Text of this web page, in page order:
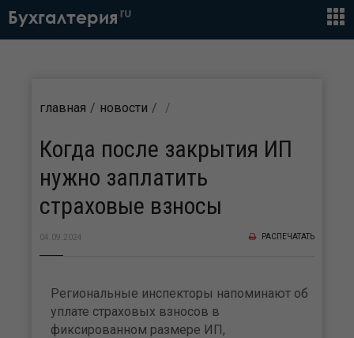
Бухгалтерия ru
главная новости
Когда после закрытия ИП
нужно заплатить
страховые взносы
04.09.2024 РАСПЕЧАТАТЬ
Региональные инспекторы напоминают об
уплате страховых взносов в
фиксированном размере ИП,